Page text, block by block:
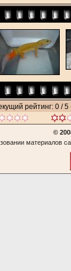
рейтинг: 0 / 5
©
материалов